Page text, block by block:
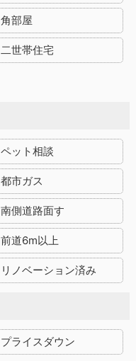
角部屋
二世帯住宅
ペット相談
都市ガス
南側道路面す
前道6m以上
リノベーション済み
プライスダウン